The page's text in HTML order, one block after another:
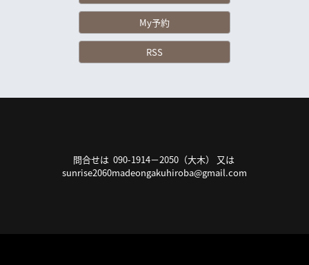
My予約
RSS
問合せは 090-1914－2050（大木） 又は
sunrise2060madeongakuhiroba@gmail.com